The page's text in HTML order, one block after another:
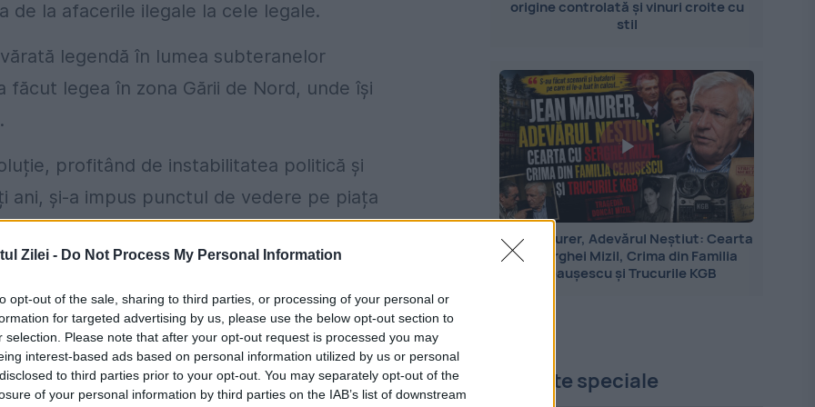
Zilei - Do Not Process My Personal Information
opt-out of the sale, sharing to third parties, or processing of your personal or
for targeted advertising by us, please use the below opt-out section to
selection. Please note that after your opt-out request is processed you may
interest-based ads based on personal information utilized by us or personal
to third parties prior to your opt-out. You may separately opt-out of the
of your personal information by third parties on the IAB’s list of downstream
la afacerile ilegale la cele legale.
legendă în lumea subteranelor
legea în zona Gării de Nord, unde își
profitând de instabilitatea politică și
ani, și-a impus punctul de vedere pe piața
spune, ar fi trecut sute, dacă nu chiar mii de
cumpăra de la alți proxeneți locali, așa cum
origine controlată și vinuri croite cu
stil
Jean Maurer, Adevărul Neștiut: Cearta
cu Serghei Mizil, Crima din Familia
Ceaușescu și Trucurile KGB
Proiecte speciale